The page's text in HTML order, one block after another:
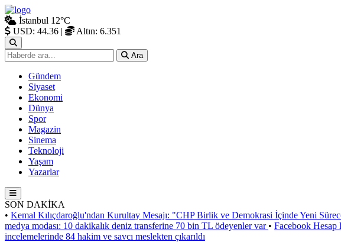
İstanbul 12°C
USD: 44.36 | Altın: 6.351
Ara
Gündem
Siyaset
Ekonomi
Dünya
Spor
Magazin
Sinema
Teknoloji
Yaşam
Yazarlar
SON DAKİKA
• Kemal Kılıçdaroğlu'ndan Kurultay Mesajı: "CHP Birlik ve Demokrasi İçinde Yeni
medya modası: 10 dakikalık deniz transferine 70 bin TL ödeyenler var • Facebook
incelemelerinde 84 hakim ve savcı meslekten çıkarıldı